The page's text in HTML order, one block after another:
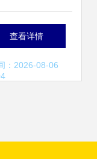
成华民办教
批服务亮点
查看详情
：2026-08-06